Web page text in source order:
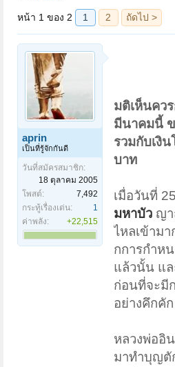
aprin
เป็นที่รู้จักกันดี
วันที่สมัครสมาชิก:
18 ตุลาคม 2005
โพสต์:
7,492
กระทู้เรื่องเด่น:
1
ค่าพลัง:
+22,515
มติเห็นคว
มีนาคมนี้
รวมกับเงิ
บาท
เมื่อวันที่
มหาบัว ญา
ไหลเข้าม
กการกำห
แล้วนั้น แ
ก่อนที่จะมี
อย่างคึกคัก
หลวงพ่ออิ
มาทำบุญตั